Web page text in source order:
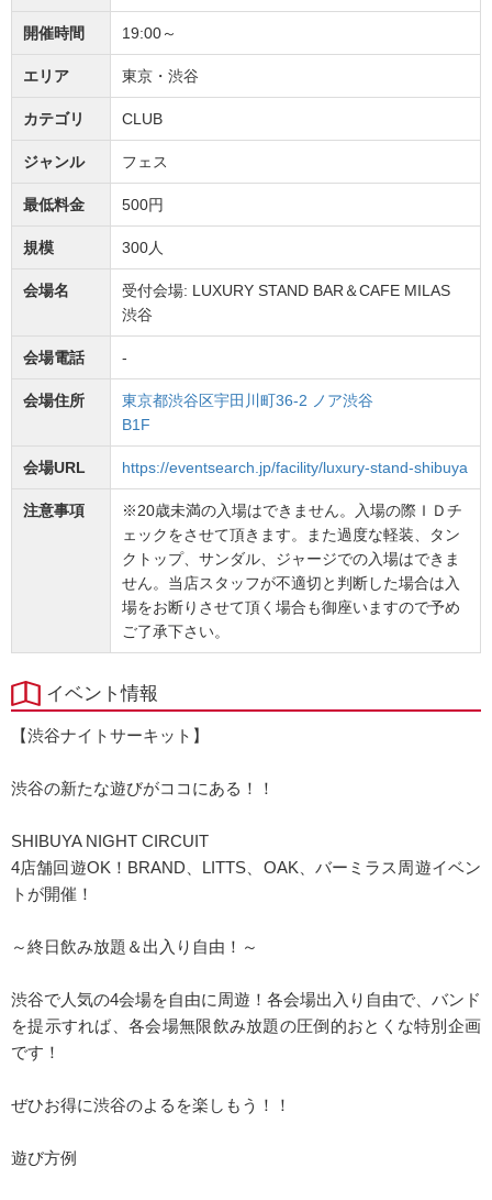
開催時間 19:00～
エリア 東京・渋谷
カテゴリ CLUB
ジャンル フェス
最低料金 500円
規模 300人
会場名
受付会場: LUXURY STAND BAR＆CAFE MILAS
渋谷
会場電話 -
会場住所
東京都渋谷区宇田川町36-2 ノア渋谷
B1F
会場URL https://eventsearch.jp/facility/luxury-stand-shibuya
注意事項
※20歳未満の入場はできません。入場の際ＩＤチ
ェックをさせて頂きます。また過度な軽装、タン
クトップ、サンダル、ジャージでの入場はできま
せん。当店スタッフが不適切と判断した場合は入
場をお断りさせて頂く場合も御座いますので予め
ご了承下さい。
イベント情報
【渋谷ナイトサーキット】
渋谷の新たな遊びがココにある！！
SHIBUYA NIGHT CIRCUIT
4店舗回遊OK！BRAND、LITTS、OAK、バーミラス周遊イベン
トが開催！
～終日飲み放題＆出入り自由！～
渋谷で人気の4会場を自由に周遊！各会場出入り自由で、バンド
を提示すれば、各会場無限飲み放題の圧倒的おとくな特別企画
です！
ぜひお得に渋谷のよるを楽しもう！！
遊び方例